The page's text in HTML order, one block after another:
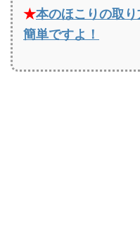
★本のほこりの取
簡単ですよ！